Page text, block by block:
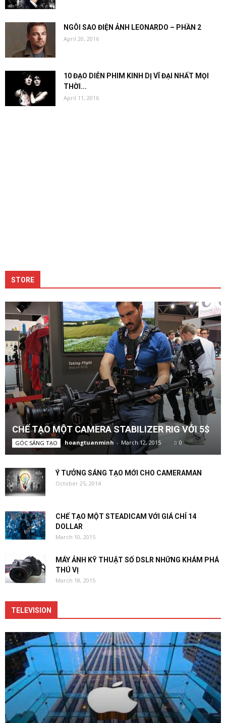
NGÔI SAO ĐIỆN ẢNH LEONARDO – PHẦN 2
April 20, 2016
10 ĐẠO DIỄN PHIM KINH DỊ VĨ ĐẠI NHẤT MỌI
THỜI...
April 11, 2016
STORE
CHẾ TẠO MỘT CAMERA STABILIZER RIG VỚI 5$
GÓC SÁNG TẠO hoangtuanminh - March 12, 2015 0
Ý TƯỞNG SÁNG TẠO MỚI CHO CAMERAMAN
October 25, 2014
CHẾ TẠO MỘT STEADICAM VỚI GIÁ CHỈ 14
DOLLAR
March 10, 2015
MÁY ẢNH KỸ THUẬT SỐ DSLR NHỮNG KHÁM PHÁ
THÚ VỊ
March 18, 2015
TELEVISION